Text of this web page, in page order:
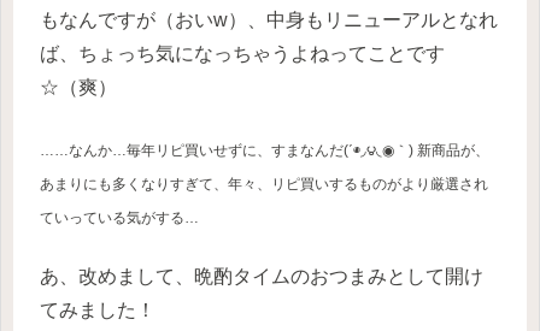
もなんですが（おいw）、中身もリニューアルとなれ
ば、ちょっち気になっちゃうよねってことです
☆（爽）
……なんか…毎年リピ買いせずに、すまなんだ(΄◉◞౪◟◉｀) 新商品が、
あまりにも多くなりすぎて、年々、リピ買いするものがより厳選され
ていっている気がする…
あ、改めまして、晩酌タイムのおつまみとして開け
てみました！